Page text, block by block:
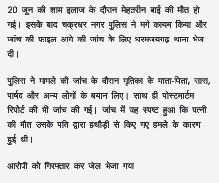
20 जून की शाम इलाज के दौरान मेहतरीन बाई की मौत हो
गई। इसके बाद चक्रधर नगर पुलिस ने मर्ग कायम किया और
जांच की फाइल आगे की जांच के लिए धरमजयगढ़ थाना भेज
दी।
पुलिस ने मामले की जांच के दौरान मृतिका के माता-पिता, सास,
पार्षद और अन्य लोगों के बयान लिए। साथ ही पोस्टमार्टम
रिपोर्ट की भी जांच की गई। जांच में यह स्पष्ट हुआ कि पत्नी
की मौत उसके पति द्वारा हथौड़ी से किए गए हमले के कारण
हुई थी।
आरोपी को गिरफ्तार कर जेल भेजा गया